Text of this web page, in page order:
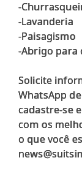
-
-Lavanderia
-Paisagismo
-Abrigo para
Solicite
WhatsApp
cadastre-se
com os
o que você